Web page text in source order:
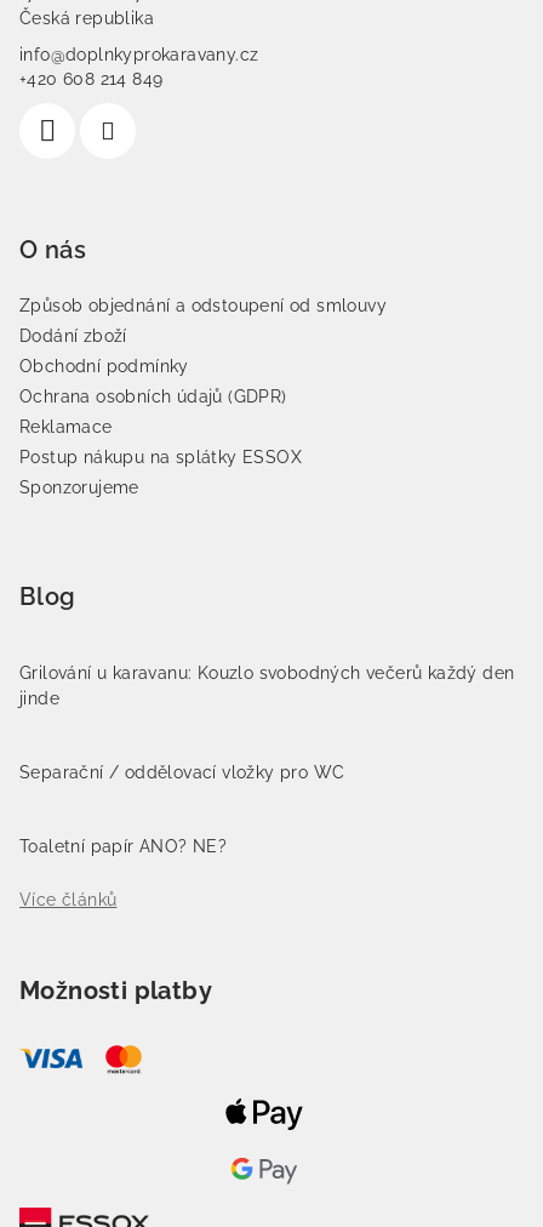
Česká republika
info@doplnkyprokaravany.cz
+420 608 214 849
O nás
Způsob objednání a odstoupení od smlouvy
Dodání zboží
Obchodní podmínky
Ochrana osobních údajů (GDPR)
Reklamace
Postup nákupu na splátky ESSOX
Sponzorujeme
Blog
Grilování u karavanu: Kouzlo svobodných večerů každý den
jinde
Separační / oddělovací vložky pro WC
Toaletní papír ANO? NE?
Více článků
Možnosti platby